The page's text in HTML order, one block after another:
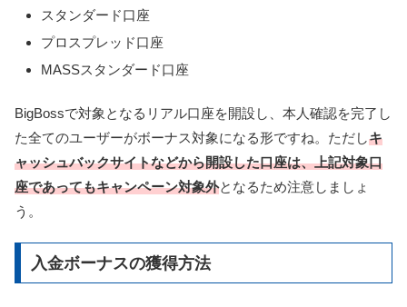
スタンダード口座
プロスプレッド口座
MASSスタンダード口座
BigBossで対象となるリアル口座を開設し、本人確認を完了し
た全てのユーザーがボーナス対象になる形ですね。ただしキ
ャッシュバックサイトなどから開設した口座は、上記対象口
座であってもキャンペーン対象外となるため注意しましょ
う。
入金ボーナスの獲得方法